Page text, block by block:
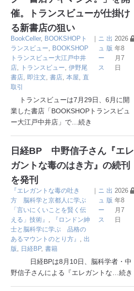
催。トランスビューが仕掛け
る新書店の狙い
BookCeller, BOOKSHOPト
ランスビュー, BOOKSHOP
トランスビュー大江戸中井
店, トランスビュー,伊野尾
書店, 即注文,書店,本屋, 直
取引
｜ ニ
ュ
ー
ス
出
版
2026
年8
月7
日
トランスビューは7月29日、6月に開
業した書店「BOOKSHOPトランスビュ
ー大江戸中井店」で …続き
日経BP 中野信子さん『エレ
ガントな毒のはき方』の続刊
を発刊
『エレガントな毒の吐き
方 脳科学と京都人に学ぶ
「言いにくいことを賢く伝
える」技術』 ,
『ロンドン紳
士と脳科学に学ぶ 品格の
あるマウントのとり方』 , 出
版, 日経BP,書籍
｜ ニ
ュ
ー
ス
出
版
2026
年8
月7
日
日経BPは8月10日、脳科学者・中
野信子さんによる『エレガントな …続き